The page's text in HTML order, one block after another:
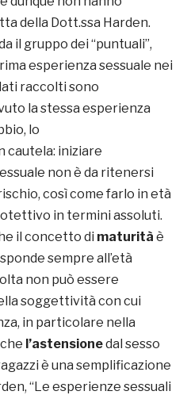
della Dott.ssa Harden.
il gruppo dei “puntuali”,
esperienza sessuale nei
raccolti sono
la stessa esperienza
lo
cautela: iniziare
non è da ritenersi
così come farlo in età
in termini assoluti.
il concetto di maturità è
sempre all’età
non può essere
soggettività con cui
in particolare nella
l’astensionedal sesso
è una semplificazione
“Le esperienze sessuali